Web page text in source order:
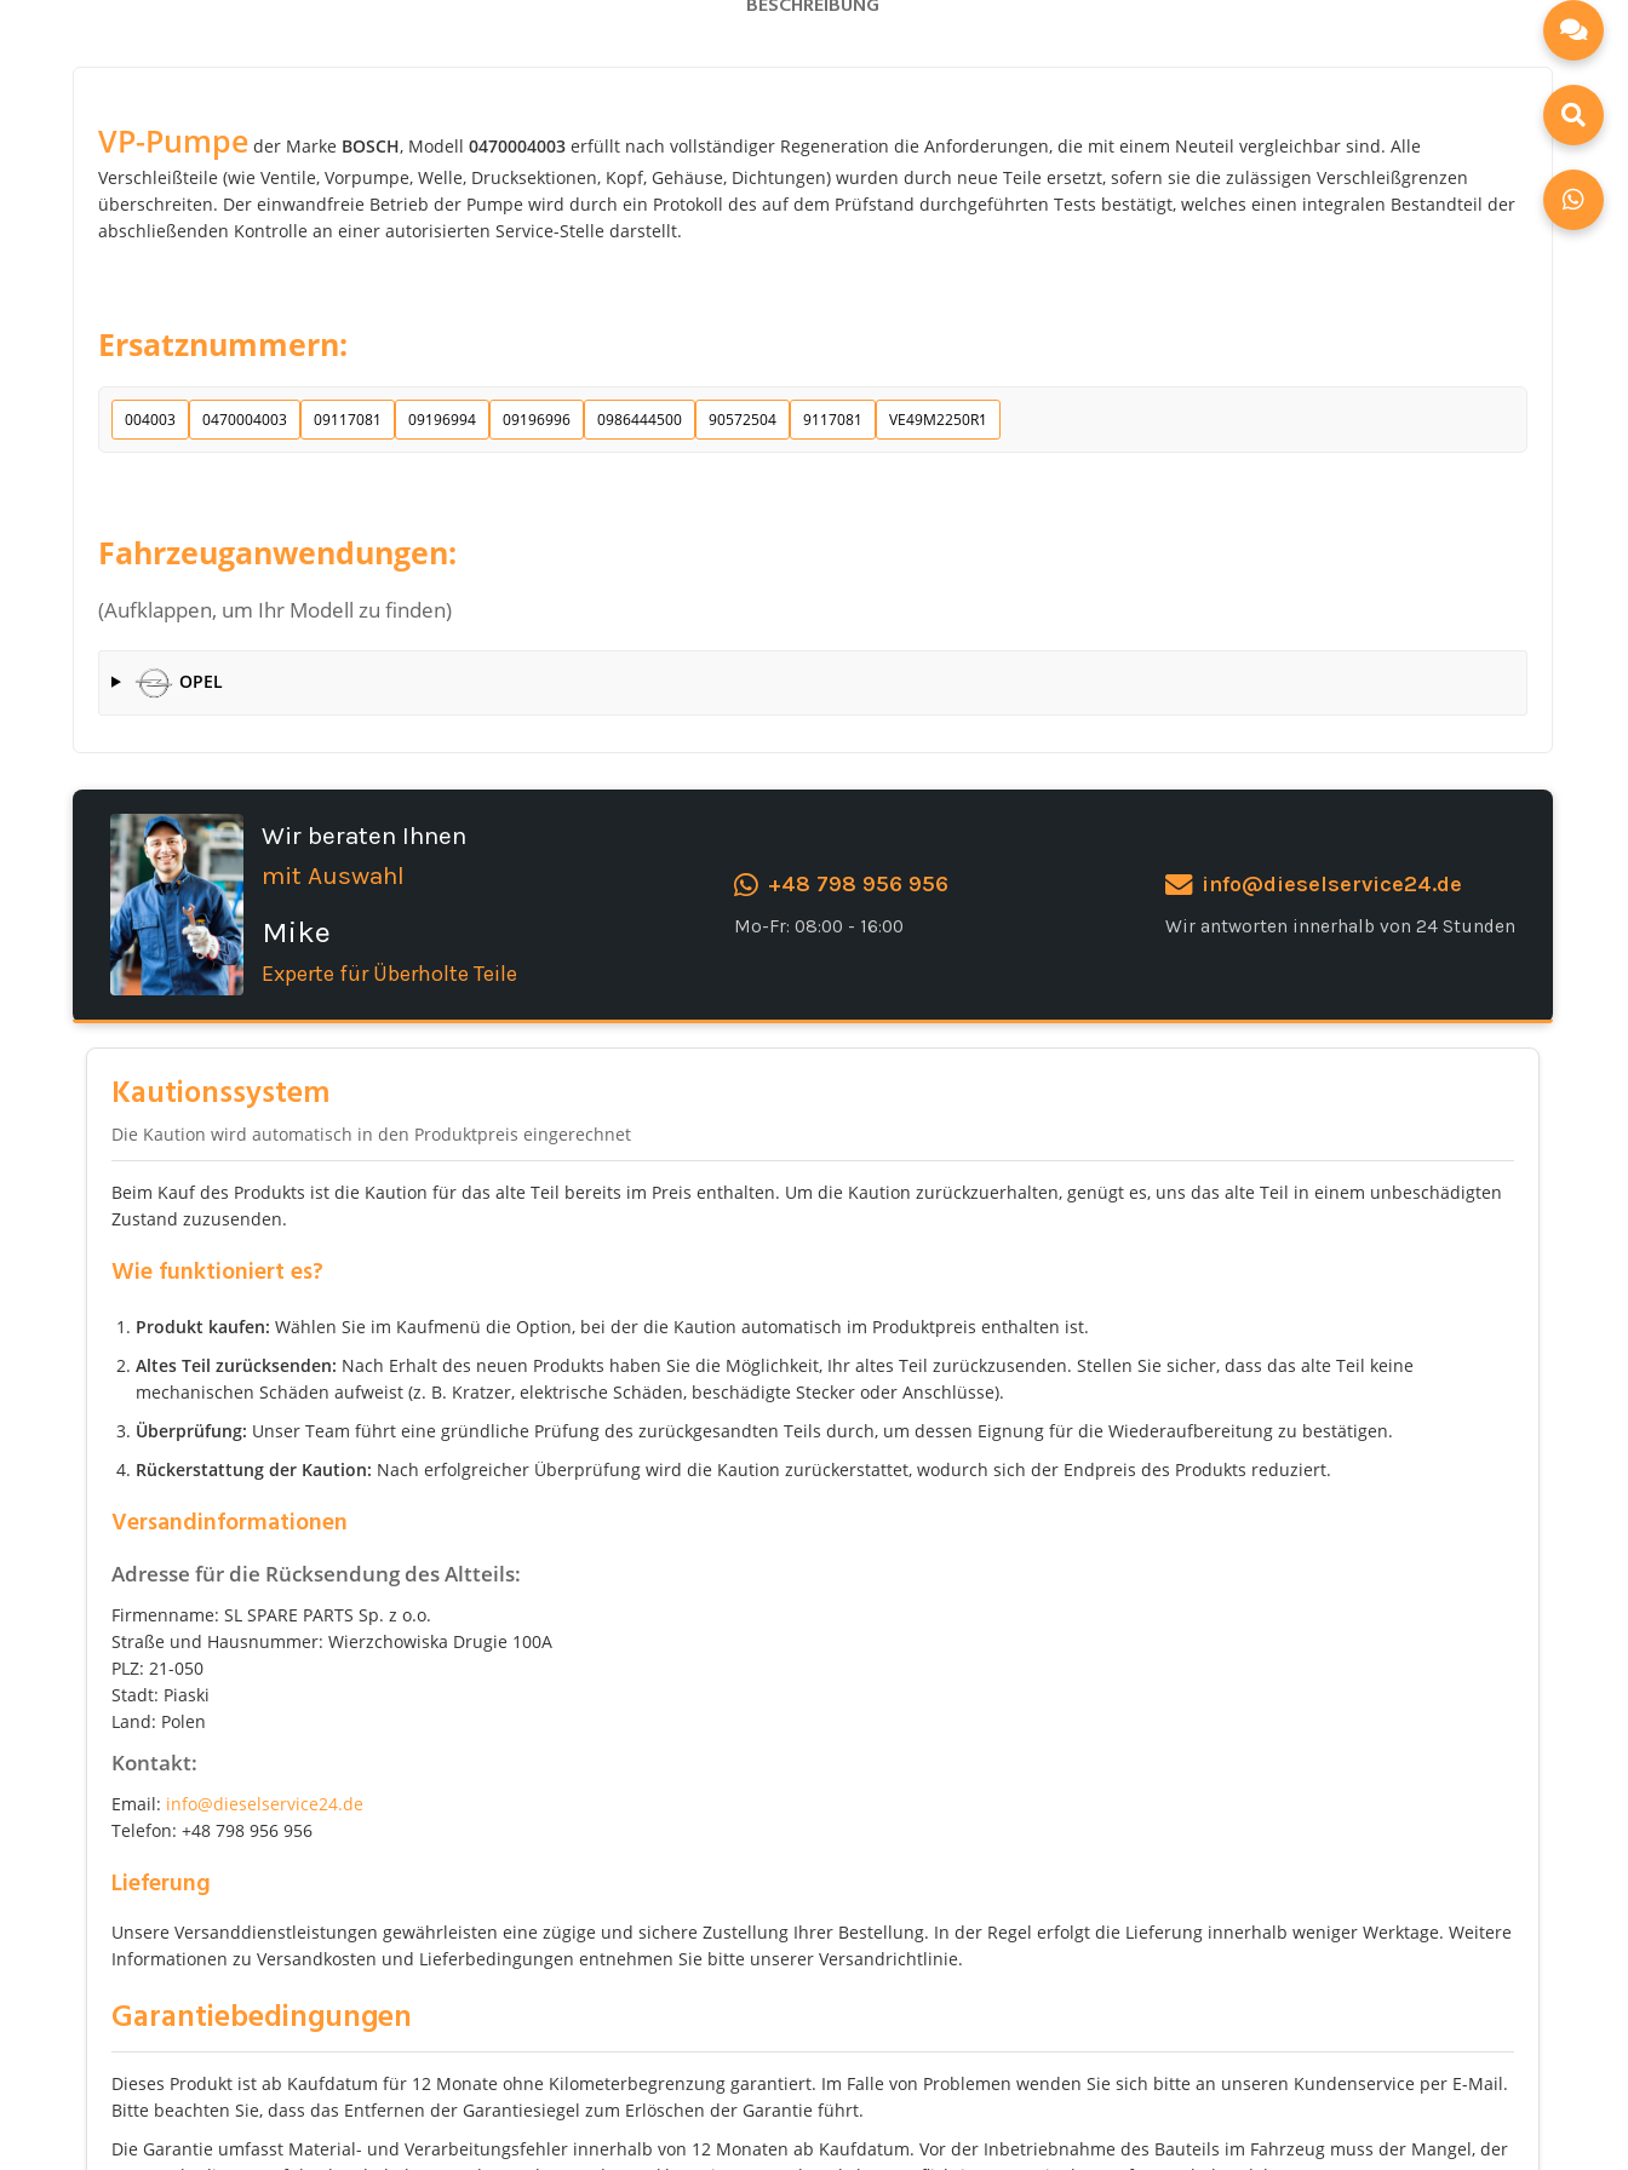
VP-Pumpe der Marke BOSCH, Modell 0470004003 erfüllt nach vollständiger Regeneration die Anforderungen, die mit einem Neuteil vergleichbar sind. Alle
Verschleißteile (wie Ventile, Vorpumpe, Welle, Drucksektionen, Kopf, Gehäuse, Dichtungen) wurden durch neue Teile ersetzt, sofern sie die zulässigen Verschleißgrenzen
überschreiten. Der einwandfreie Betrieb der Pumpe wird durch ein Protokoll des auf dem Prüfstand durchgeführten Tests bestätigt, welches einen integralen Bestandteil der
abschließenden Kontrolle an einer autorisierten Service-Stelle darstellt.
Ersatznummern:
004003 0470004003 09117081 09196994 09196996 0986444500 90572504 9117081 VE49M2250R1
Fahrzeuganwendungen:
(Aufklappen, um Ihr Modell zu finden)
OPEL
Wir beraten Ihnen
mit Auswahl
Mike
Experte für Überholte Teile
+48 798 956 956
Mo-Fr: 08:00 - 16:00
info@dieselservice24.de
Wir antworten innerhalb von 24 Stunden
Kautionssystem
Die Kaution wird automatisch in den Produktpreis eingerechnet
Beim Kauf des Produkts ist die Kaution für das alte Teil bereits im Preis enthalten. Um die Kaution zurückzuerhalten, genügt es, uns das alte Teil in einem unbeschädigten
Zustand zuzusenden.
Wie funktioniert es?
Produkt kaufen: Wählen Sie im Kaufmenü die Option, bei der die Kaution automatisch im Produktpreis enthalten ist.
Altes Teil zurücksenden: Nach Erhalt des neuen Produkts haben Sie die Möglichkeit, Ihr altes Teil zurückzusenden. Stellen Sie sicher, dass das alte Teil keine
mechanischen Schäden aufweist (z. B. Kratzer, elektrische Schäden, beschädigte Stecker oder Anschlüsse).
Überprüfung: Unser Team führt eine gründliche Prüfung des zurückgesandten Teils durch, um dessen Eignung für die Wiederaufbereitung zu bestätigen.
Rückerstattung der Kaution: Nach erfolgreicher Überprüfung wird die Kaution zurückerstattet, wodurch sich der Endpreis des Produkts reduziert.
Versandinformationen
Adresse für die Rücksendung des Altteils:
Firmenname: SL SPARE PARTS Sp. z o.o.
Straße und Hausnummer: Wierzchowiska Drugie 100A
PLZ: 21-050
Stadt: Piaski
Land: Polen
Kontakt:
Email: info@dieselservice24.de
Telefon: +48 798 956 956
Lieferung
Unsere Versanddienstleistungen gewährleisten eine zügige und sichere Zustellung Ihrer Bestellung. In der Regel erfolgt die Lieferung innerhalb weniger Werktage. Weitere
Informationen zu Versandkosten und Lieferbedingungen entnehmen Sie bitte unserer Versandrichtlinie.
Garantiebedingungen
Dieses Produkt ist ab Kaufdatum für 12 Monate ohne Kilometerbegrenzung garantiert. Im Falle von Problemen wenden Sie sich bitte an unseren Kundenservice per E-Mail.
Bitte beachten Sie, dass das Entfernen der Garantiesiegel zum Erlöschen der Garantie führt.
Die Garantie umfasst Material- und Verarbeitungsfehler innerhalb von 12 Monaten ab Kaufdatum. Vor der Inbetriebnahme des Bauteils im Fahrzeug muss der Mangel, der